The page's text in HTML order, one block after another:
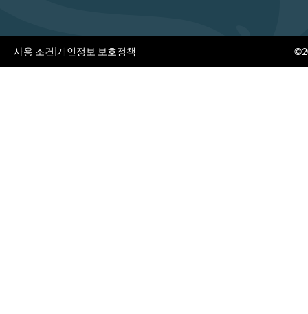
사용 조건 개인정보 보호정책